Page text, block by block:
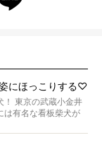
にほっこりする♡
！ 東京の武蔵小金井
は有名な看板柴犬が